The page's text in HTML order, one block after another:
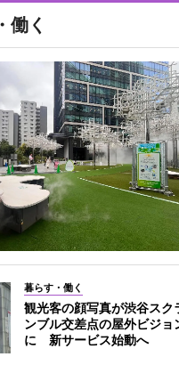
働く
暮らす・働く
観光客の顔写真が渋谷スク
ンブル交差点の屋外ビジョ
に 新サービス始動へ